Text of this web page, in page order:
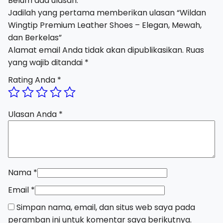
Jadilah yang pertama memberikan ulasan “Wildan
Wingtip Premium Leather Shoes – Elegan, Mewah,
dan Berkelas”
Alamat email Anda tidak akan dipublikasikan. Ruas
yang wajib ditandai *
Rating Anda *
Ulasan Anda *
Nama *
Email *
Simpan nama, email, dan situs web saya pada
peramban ini untuk komentar saya berikutnya.